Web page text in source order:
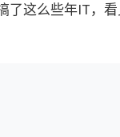
了这么些年IT，